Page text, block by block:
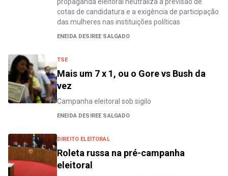
cotas de candidatura e a exigência de participação
das mulheres nas instituições políticas
ENEIDA DESIREE SALGADO
TSE
Mais um 7 x 1, ou o Gore vs Bush da
vez
Campanha eleitoral sob sigilo
ENEIDA DESIREE SALGADO
DIREITO ELEITORAL
Roleta russa na pré-campanha
eleitoral